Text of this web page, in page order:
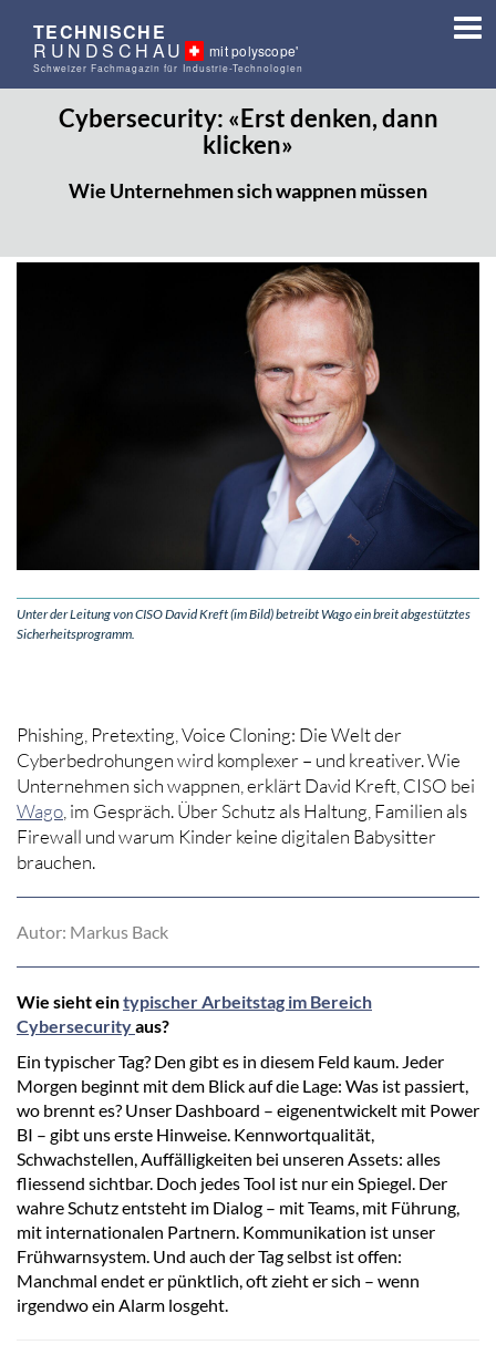
TECHNISCHE
RUNDSCHAU mit polyscope'
Schweizer Fachmagazin für Industrie-Technologien
Cybersecurity: «Erst denken, dann
klicken»
Wie Unternehmen sich wappnen müssen
Unter der Leitung von CISO David Kreft (im Bild) betreibt Wago ein breit abgestütztes
Sicherheitsprogramm.
Phishing, Pretexting, Voice Cloning: Die Welt der
Cyberbedrohungen wird komplexer – und kreativer. Wie
Unternehmen sich wappnen, erklärt David Kreft, CISO bei
Wago, im Gespräch. Über Schutz als Haltung, Familien als
Firewall und warum Kinder keine digitalen Babysitter
brauchen.
Autor: Markus Back
Wie sieht eintypischer Arbeitstag im Bereich
Cybersecurityaus?
Ein typischer Tag? Den gibt es in diesem Feld kaum. Jeder
Morgen beginnt mit dem Blick auf die Lage: Was ist passiert,
wo brennt es? Unser Dashboard – eigenentwickelt mit Power
BI – gibt uns erste Hinweise. Kennwortqualität,
Schwachstellen, Auffälligkeiten bei unseren Assets: alles
fliessend sichtbar. Doch jedes Tool ist nur ein Spiegel. Der
wahre Schutz entsteht im Dialog – mit Teams, mit Führung,
mit internationalen Partnern. Kommunikation ist unser
Frühwarnsystem. Und auch der Tag selbst ist offen:
Manchmal endet er pünktlich, oft zieht er sich – wenn
irgendwo ein Alarm losgeht.